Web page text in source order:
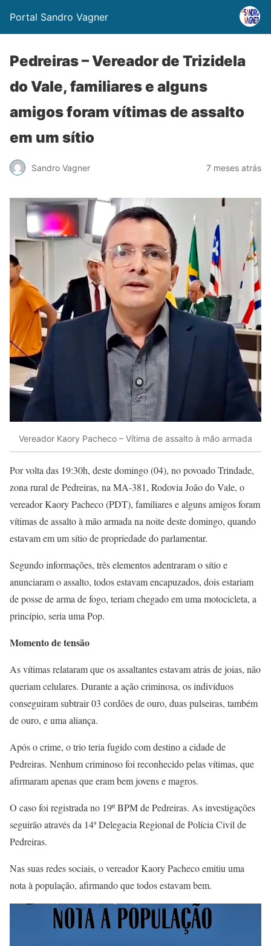
Portal Sandro Vagner
Pedreiras – Vereador de Trizidela
do Vale, familiares e alguns
amigos foram vítimas de assalto
em um sítio
Sandro Vagner 7 meses atrás
Vereador Kaory Pacheco – Vítima de assalto à mão armada
Por volta das 19:30h, deste domingo (04), no povoado Trindade,
zona rural de Pedreiras, na MA-381, Rodovia João do Vale, o
vereador Kaory Pacheco (PDT), familiares e alguns amigos foram
vítimas de assalto à mão armada na noite deste domingo, quando
estavam em um sítio de propriedade do parlamentar.
Segundo informações, três elementos adentraram o sítio e
anunciaram o assalto, todos estavam encapuzados, dois estariam
de posse de arma de fogo, teriam chegado em uma motocicleta, a
princípio, seria uma Pop.
Momento de tensão
As vítimas relataram que os assaltantes estavam atrás de joias, não
queriam celulares. Durante a ação criminosa, os indivíduos
conseguiram subtrair 03 cordões de ouro, duas pulseiras, também
de ouro, e uma aliança.
Após o crime, o trio teria fugido com destino a cidade de
Pedreiras. Nenhum criminoso foi reconhecido pelas vítimas, que
afirmaram apenas que eram bem jovens e magros.
O caso foi registrada no 19º BPM de Pedreiras. As investigações
seguirão através da 14ª Delegacia Regional de Polícia Civil de
Pedreiras.
Nas suas redes sociais, o vereador Kaory Pacheco emitiu uma
nota à população, afirmando que todos estavam bem.